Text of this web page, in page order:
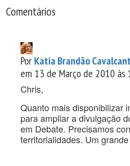
Comentários
Por Katia Brandão
em 13 de Março de 2010 às
Chris,
Quanto mais disponibilizar
para ampliar a divulgação
em Debate. Precisamos
territorialidades. Um